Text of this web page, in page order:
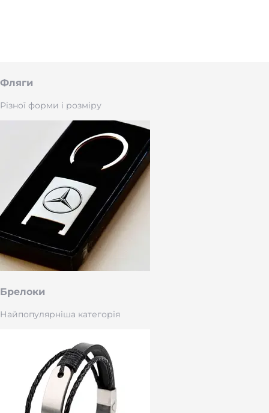
Фляги
Різної форми і розміру
Брелоки
Найпопулярніша категорія